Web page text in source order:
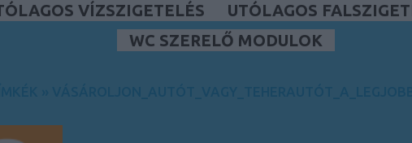
VÍZSZIGETELÉS UTÓLAGOS
WC SZERELŐ MODULOK